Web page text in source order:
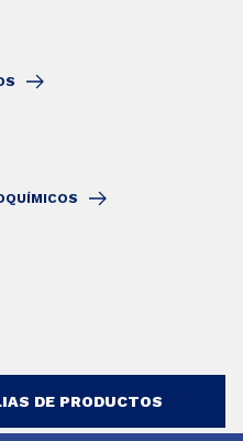
DE PRODUCTOS